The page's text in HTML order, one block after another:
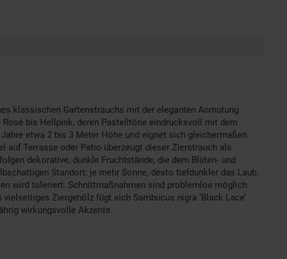
klassischen Gartenstrauchs mit der eleganten Anmutung
bis Hellpink, deren Pastelltöne eindrucksvoll mit dem
etwa 2 bis 3 Meter Höhe und eignet sich gleichermaßen
auf Terrasse oder Patio überzeugt dieser Zierstrauch als
dekorative, dunkle Fruchtstände, die dem Blüten- und
Standort; je mehr Sonne, desto tiefdunkler das Laub.
wird toleriert. Schnittmaßnahmen sind problemlos möglich
Ziergehölz fügt sich Sambucus nigra ‘Black Lace’
wirkungsvolle Akzente.